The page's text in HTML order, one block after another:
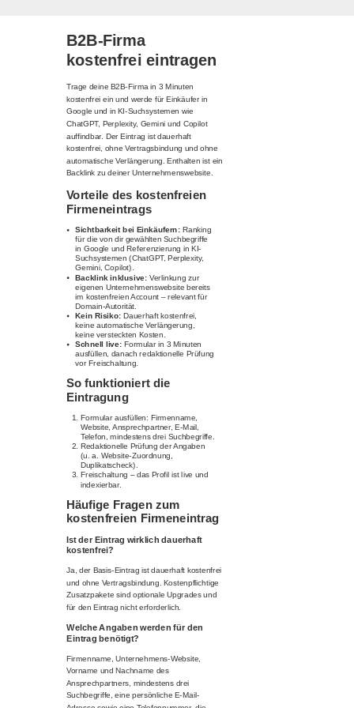
B2B-Firma
kostenfrei eintragen
Trage deine B2B-Firma in 3 Minuten
kostenfrei ein und werde für Einkäufer in
Google und in KI-Suchsystemen wie
ChatGPT, Perplexity, Gemini und Copilot
auffindbar. Der Eintrag ist dauerhaft
kostenfrei, ohne Vertragsbindung und ohne
automatische Verlängerung. Enthalten ist ein
Backlink zu deiner Unternehmenswebsite.
Vorteile des kostenfreien
Firmeneintrags
Sichtbarkeit bei Einkäufern: Ranking
für die von dir gewählten Suchbegriffe
in Google und Referenzierung in KI-
Suchsystemen (ChatGPT, Perplexity,
Gemini, Copilot).
Backlink inklusive: Verlinkung zur
eigenen Unternehmenswebsite bereits
im kostenfreien Account – relevant für
Domain-Autorität.
Kein Risiko: Dauerhaft kostenfrei,
keine automatische Verlängerung,
keine versteckten Kosten.
Schnell live: Formular in 3 Minuten
ausfüllen, danach redaktionelle Prüfung
vor Freischaltung.
So funktioniert die
Eintragung
Formular ausfüllen: Firmenname,
Website, Ansprechpartner, E-Mail,
Telefon, mindestens drei Suchbegriffe.
Redaktionelle Prüfung der Angaben
(u. a. Website-Zuordnung,
Duplikatscheck).
Freischaltung – das Profil ist live und
indexierbar.
Häufige Fragen zum
kostenfreien Firmeneintrag
Ist der Eintrag wirklich dauerhaft
kostenfrei?
Ja, der Basis-Eintrag ist dauerhaft kostenfrei
und ohne Vertragsbindung. Kostenpflichtige
Zusatzpakete sind optionale Upgrades und
für den Eintrag nicht erforderlich.
Welche Angaben werden für den
Eintrag benötigt?
Firmenname, Unternehmens-Website,
Vorname und Nachname des
Ansprechpartners, mindestens drei
Suchbegriffe, eine persönliche E-Mail-